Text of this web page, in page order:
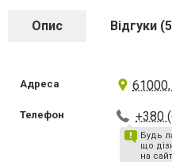
Опис Відгуки
Адреса
Телефон +380
Будь
що
на